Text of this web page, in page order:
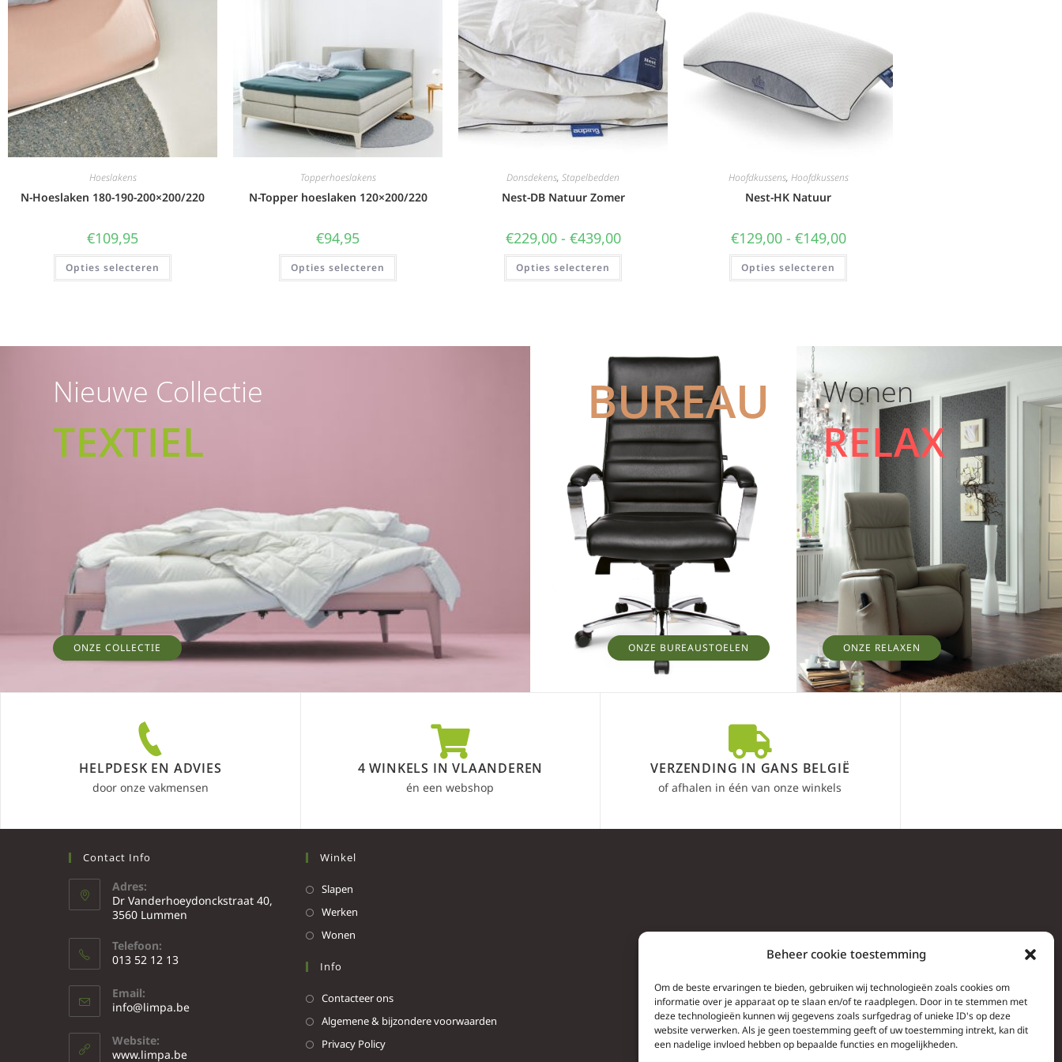
Beheer cookie toestemming
Om de beste ervaringen te bieden, gebruiken wij technologieën zoals cookies om
informatie over je apparaat op te slaan en/of te raadplegen. Door in te stemmen met
deze technologieën kunnen wij gegevens zoals surfgedrag of unieke ID's op deze
website verwerken. Als je geen toestemming geeft of uw toestemming intrekt, kan dit
een nadelige invloed hebben op bepaalde functies en mogelijkheden.
Hoeslakens
N-Hoeslaken 180-190-200×200/220
€109,95
Opties selecteren
Topperhoeslakens
N-Topper hoeslaken 120×200/220
€94,95
Opties selecteren
Donsdekens, Stapelbedden
Nest-DB Natuur Zomer
€229,00 - €439,00
Opties selecteren
Hoofdkussens, Hoofdkussens
Nest-HK Natuur
€129,00 - €149,00
Opties selecteren
Nieuwe Collectie
TEXTIEL
ONZE COLLECTIE
BUREAU
ONZE BUREAUSTOELEN
Wonen
RELAX
ONZE RELAXEN
HELPDESK EN ADVIES
door onze vakmensen
4 WINKELS IN VLAANDEREN
én een webshop
VERZENDING IN GANS BELGIË
of afhalen in één van onze winkels
Contact Info
Adres:
Dr Vanderhoeydonckstraat 40,
3560 Lummen
Telefoon:
013 52 12 13
Email:
info@limpa.be
Website:
www.limpa.be
Winkel
Slapen
Werken
Wonen
Info
Contacteer ons
Algemene & bijzondere voorwaarden
Privacy Policy